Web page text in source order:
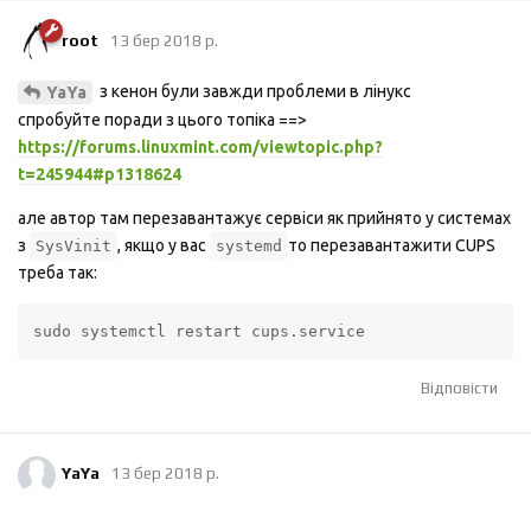
root 13 бер 2018 р.
YaYa
з кенон були завжди проблеми в лiнукс
спробуйте поради з цього топiка ==>
https://forums.linuxmint.com/viewtopic.php?
t=245944#p1318624
але автор там перезавантажує сервiси як прийнято у системах
з
SysVinit , якщо у вас systemd то перезавантажити CUPS
треба так:
sudo systemctl restart cups.service
Відповісти
YaYa 13 бер 2018 р.